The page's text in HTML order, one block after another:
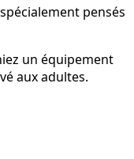
pensés
un équipement
aux adultes.